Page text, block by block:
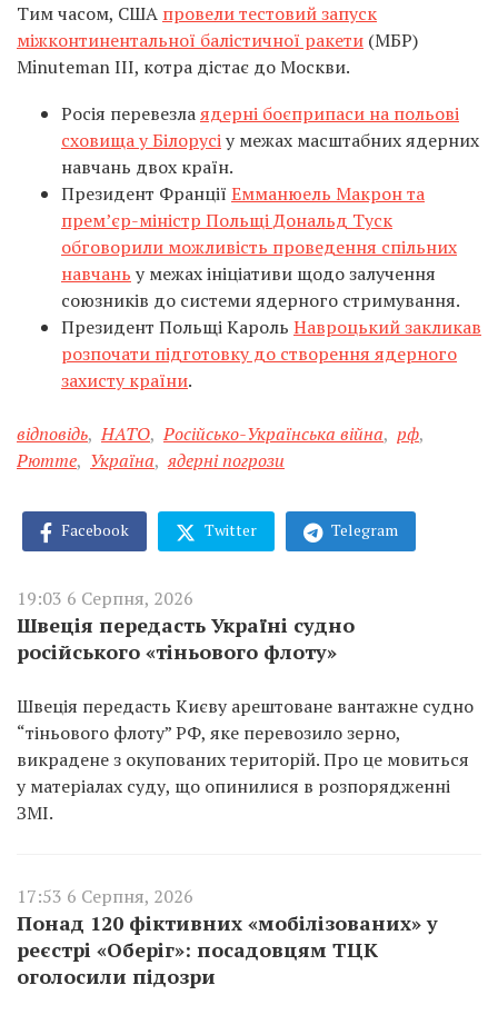
Тим часом, США провели тестовий запуск
міжконтинентальної балістичної ракети (МБР)
Minutеman III, котра дістає до Москви.
Росія перевезлаядерні боєприпаси на польові
сховища у Білорусіу межах масштабних ядерних
навчань двох країн.
Президент Франції Емманюель Макрон та
прем’єр-міністр Польщі Дональд Туск
обговорили можливість проведення спільних
навчань у межах ініціативи щодо залучення
союзників до системи ядерного стримування.
Президент Польщі Кароль Навроцький закликав
розпочати підготовку до створення ядерного
захисту країни.
відповідь, НАТО, Російсько-Українська війна, рф,
Рютте, Україна, ядерні погрози
Facebook Twitter Telegram
19:03 6 Серпня, 2026
Швеція передасть Україні судно
російського «тіньового флоту»
Швеція передасть Києву арештоване вантажне судно
“тіньового флоту” РФ, яке перевозило зерно,
викрадене з окупованих територій. Про це мовиться
у матеріалах суду, що опинилися в розпорядженні
ЗМІ.
17:53 6 Серпня, 2026
Понад 120 фіктивних «мобілізованих» у
реєстрі «Оберіг»: посадовцям ТЦК
оголосили підозри